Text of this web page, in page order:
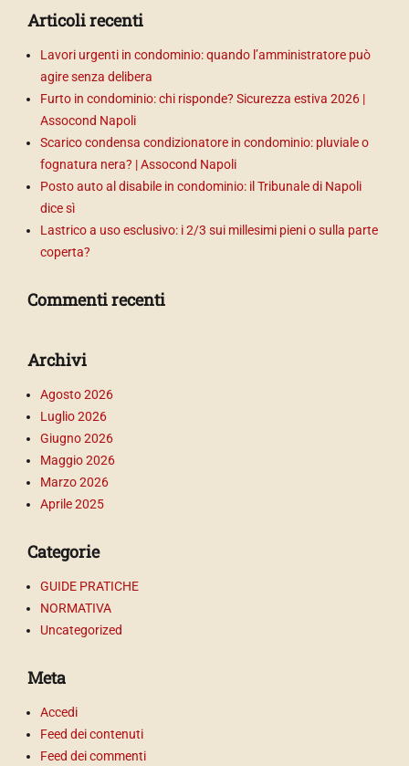
Articoli recenti
Lavori urgenti in condominio: quando l’amministratore può
agire senza delibera
Furto in condominio: chi risponde? Sicurezza estiva 2026 |
Assocond Napoli
Scarico condensa condizionatore in condominio: pluviale o
fognatura nera? | Assocond Napoli
Posto auto al disabile in condominio: il Tribunale di Napoli
dice sì
Lastrico a uso esclusivo: i 2/3 sui millesimi pieni o sulla parte
coperta?
Commenti recenti
Archivi
Agosto 2026
Luglio 2026
Giugno 2026
Maggio 2026
Marzo 2026
Aprile 2025
Categorie
GUIDE PRATICHE
NORMATIVA
Uncategorized
Meta
Accedi
Feed dei contenuti
Feed dei commenti